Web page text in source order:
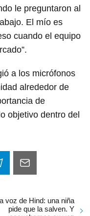
le preguntaron al
El mío es
cuando el equipo
a los micrófonos
alrededor de
de
objetivo dentro del
voz de Hind: una niña
pide que la salven. Y